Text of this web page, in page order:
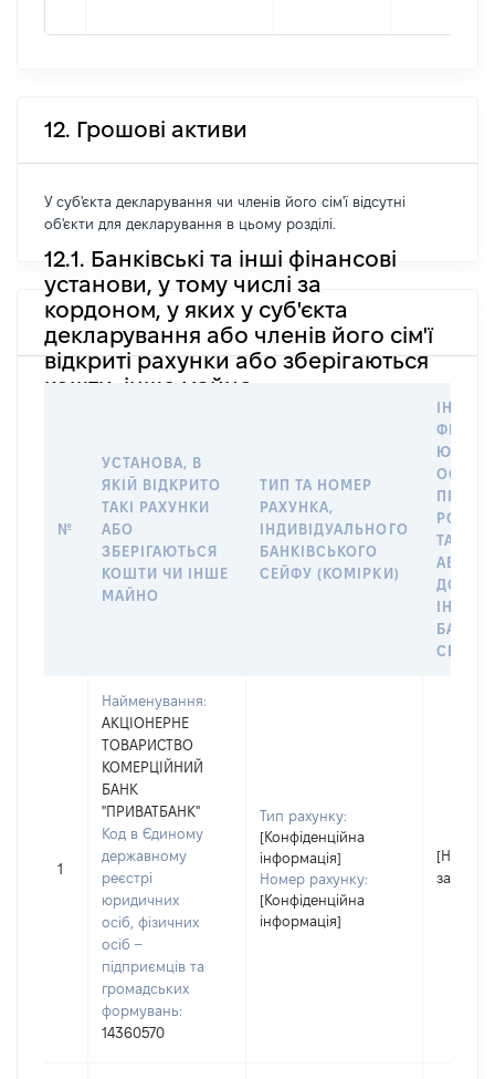
12. Грошові активи
У суб'єкта декларування чи членів його сім'ї відсутні
об'єкти для декларування в цьому розділі.
12.1. Банківські та інші фінансові
установи, у тому числі за
кордоном, у яких у суб'єкта
декларування або членів його сім'ї
відкриті рахунки або зберігаються
кошти, інше майно
№
УСТАНОВА, В
ЯКІЙ ВІДКРИТО
ТАКІ РАХУНКИ
АБО
ЗБЕРІГАЮТЬСЯ
КОШТИ ЧИ ІНШЕ
МАЙНО
ТИП ТА НОМЕР
РАХУНКА,
ІНДИВІДУАЛЬНОГО
БАНКІВСЬКОГО
СЕЙФУ (КОМІРКИ)
ПРАВО
ТАКИМ
АБО
ДО
СЕЙФУ
1
Найменування:
АКЦІОНЕРНЕ
ТОВАРИСТВО
КОМЕРЦІЙНИЙ
БАНК
"ПРИВАТБАНК"
Код в Єдиному
державному
реєстрі
юридичних
осіб, фізичних
осіб –
підприємців та
громадських
формувань:
14360570
Тип рахунку:
[Конфіденційна
інформація]
Номер рахунку:
[Конфіденційна
інформація]
[Не